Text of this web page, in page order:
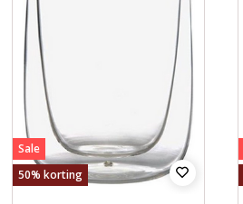
Sale
50% korting